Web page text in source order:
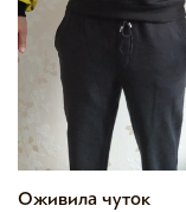
Оживила чуток